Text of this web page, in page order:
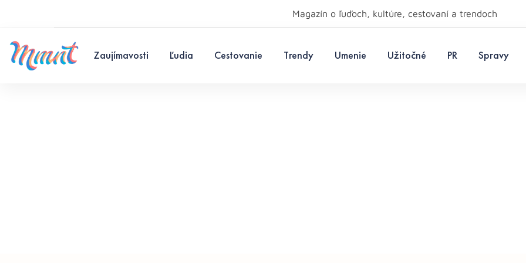
Magazín o ľuďoch, kultúre, cestovaní a trendoch
Zaujímavosti Ľudia Cestovanie Trendy Umenie Užitočné PR Spravy